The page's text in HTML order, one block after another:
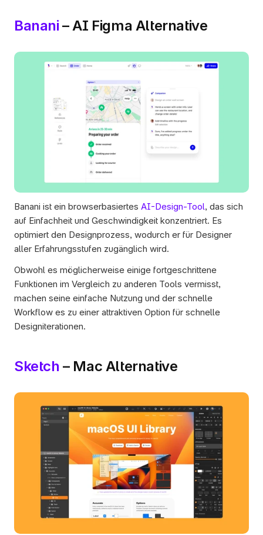
Banani – AI Figma Alternative
Banani ist ein browserbasiertes AI-Design-Tool, das sich
auf Einfachheit und Geschwindigkeit konzentriert. Es
optimiert den Designprozess, wodurch er für Designer
aller Erfahrungsstufen zugänglich wird.
Obwohl es möglicherweise einige fortgeschrittene
Funktionen im Vergleich zu anderen Tools vermisst,
machen seine einfache Nutzung und der schnelle
Workflow es zu einer attraktiven Option für schnelle
Designiterationen.
Sketch – Mac Alternative